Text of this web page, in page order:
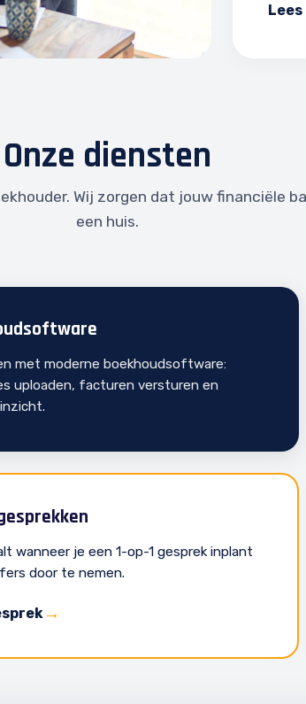
Lees
Onze diensten
Wij zorgen dat jouw financiële
een huis.
met moderne boekhoudsoftware:
uploaden, facturen versturen en
wanneer je een 1-op-1 gesprek inplant
door te nemen.